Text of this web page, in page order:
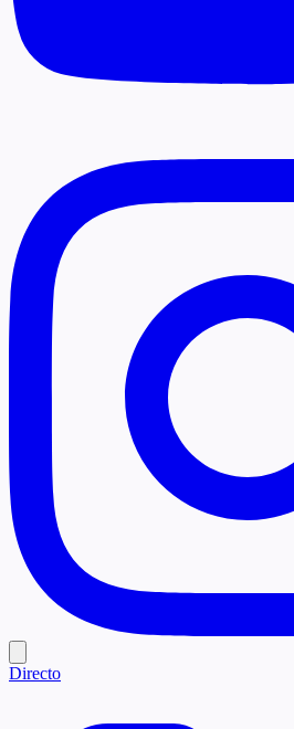
Directo